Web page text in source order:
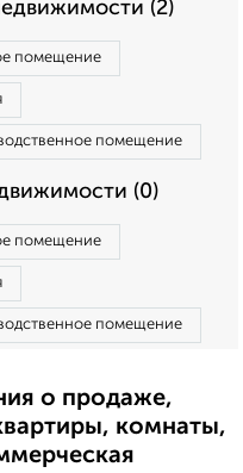
(2)
помещение
помещение
(0)
помещение
помещение
о продаже,
комнаты,